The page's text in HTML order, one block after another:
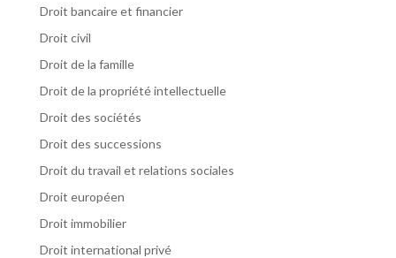
Droit bancaire et financier
Droit civil
Droit de la famille
Droit de la propriété intellectuelle
Droit des sociétés
Droit des successions
Droit du travail et relations sociales
Droit européen
Droit immobilier
Droit international privé